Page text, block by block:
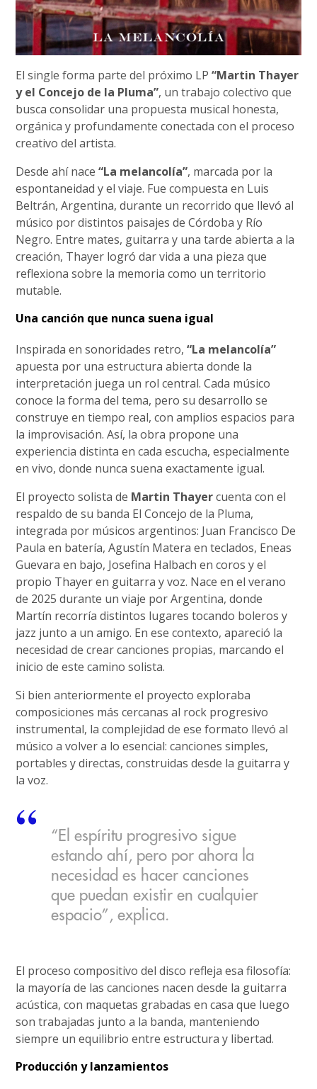
El single forma parte del próximo LP“Martin Thayer
y el Concejo de la Pluma”, un trabajo colectivo que
busca consolidar una propuesta musical honesta,
orgánica y profundamente conectada con el proceso
creativo del artista.
Desde ahí nace“La melancolía”, marcada por la
espontaneidad y el viaje. Fue compuesta en Luis
Beltrán, Argentina, durante un recorrido que llevó al
músico por distintos paisajes de Córdoba y Río
Negro. Entre mates, guitarra y una tarde abierta a la
creación, Thayer logró dar vida a una pieza que
reflexiona sobre la memoria como un territorio
mutable.
Una canción que nunca suena igual
Inspirada en sonoridades retro,“La melancolía”
apuesta por una estructura abierta donde la
interpretación juega un rol central. Cada músico
conoce la forma del tema, pero su desarrollo se
construye en tiempo real, con amplios espacios para
la improvisación. Así, la obra propone una
experiencia distinta en cada escucha, especialmente
en vivo, donde nunca suena exactamente igual.
El proyecto solista de Martin Thayercuenta con el
respaldo de su banda El Concejo de la Pluma,
integrada por músicos argentinos: Juan Francisco De
Paula en batería, Agustín Matera en teclados, Eneas
Guevara en bajo, Josefina Halbach en coros y el
propio Thayer en guitarra y voz. Nace en el verano
de 2025 durante un viaje por Argentina, donde
Martín recorría distintos lugares tocando boleros y
jazz junto a un amigo. En ese contexto, apareció la
necesidad de crear canciones propias, marcando el
inicio de este camino solista.
Si bien anteriormente el proyecto exploraba
composiciones más cercanas al rock progresivo
instrumental, la complejidad de ese formato llevó al
músico a volver a lo esencial: canciones simples,
portables y directas, construidas desde la guitarra y
la voz.
“El espíritu progresivo sigue
estando ahí, pero por ahora la
necesidad es hacer canciones
que puedan existir en cualquier
espacio”, explica.
El proceso compositivo del disco refleja esa filosofía:
la mayoría de las canciones nacen desde la guitarra
acústica, con maquetas grabadas en casa que luego
son trabajadas junto a la banda, manteniendo
siempre un equilibrio entre estructura y libertad.
Producción y lanzamientos